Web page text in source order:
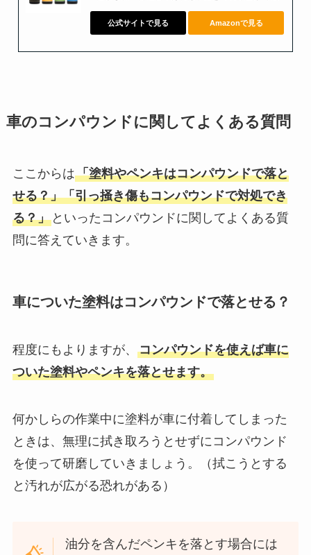
公式サイトで見る Amazonで見る
車のコンパウンドに関してよくある質問
ここからは「塗料やペンキはコンパウンドで落と
せる？」「引っ掻き傷もコンパウンドで対処でき
る？」といったコンパウンドに関してよくある質
問に答えていきます。
車についた塗料はコンパウンドで落とせる？
程度にもよりますが、 コンパウンドを使えば車に
ついた塗料やペンキを落とせます。
何かしらの作業中に塗料が車に付着してしまった
ときは、無理に拭き取ろうとせずにコンパウンド
を使って研磨していきましょう。（拭こうとする
と汚れが広がる恐れがある）
油分を含んだペンキを落とす場合には